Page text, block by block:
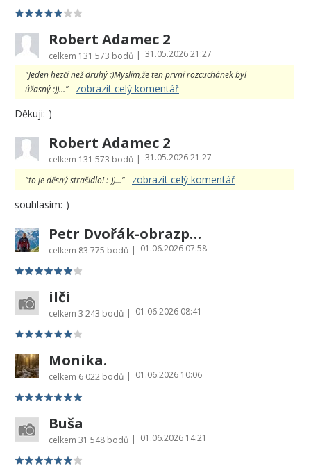
Robert Adamec 2
celkem 131 573 bodů | 31.05.2026 21:27
"Jeden hezčí než druhý :)Myslím,že ten první rozcuchánek byl
úžasný :))..." - zobrazit celý komentář
Děkuji:-)
Robert Adamec 2
celkem 131 573 bodů | 31.05.2026 21:27
"to je děsný strašidlo! :-))..." - zobrazit celý komentář
souhlasím:-)
Petr Dvořák-obrazprovas.cz
celkem 83 775 bodů | 01.06.2026 07:58
ilči
celkem 3 243 bodů | 01.06.2026 08:41
Monika.
celkem 6 022 bodů | 01.06.2026 10:06
Buša
celkem 31 548 bodů | 01.06.2026 14:21